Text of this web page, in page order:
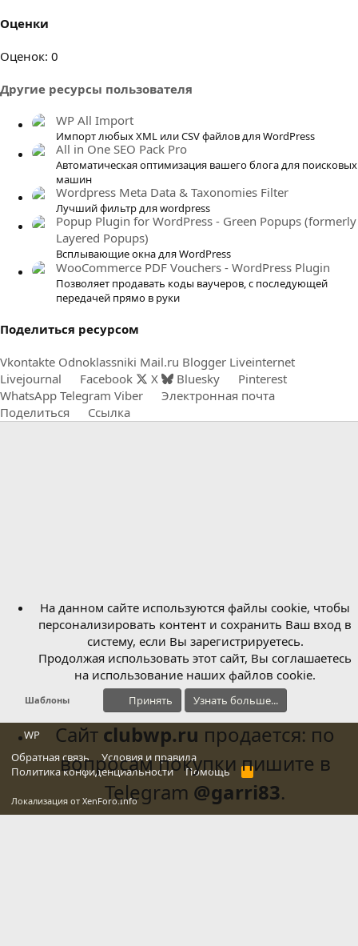
Оценки
0
0
Оценок: 0
Другие ресурсы пользователя
WP All Import
Импорт любых XML или CSV файлов для WordPress
All in One SEO Pack Pro
Автоматическая оптимизация вашего блога для поисковых
машин
Wordpress Meta Data & Taxonomies Filter
Лучший фильтр для wordpress
Popup Plugin for WordPress - Green Popups (formerly
Layered Popups)
Всплывающие окна для WordPress
WooCommerce PDF Vouchers - WordPress Plugin
Позволяет продавать коды ваучеров, с последующей
передачей прямо в руки
Поделиться ресурсом
Vkontakte Odnoklassniki Mail.ru Blogger Liveinternet
Livejournal
Facebook X Bluesky
Pinterest
WhatsApp Telegram Viber
Электронная почта
Поделиться
Ссылка
Шаблоны
WP
Обратная связь
Условия и правила
Политика конфиденциальности
Помощь
R
S
Локализация от XenForo.Info
На данном сайте используются файлы cookie, чтобы
персонализировать контент и сохранить Ваш вход в
систему, если Вы зарегистрируетесь.
Продолжая использовать этот сайт, Вы соглашаетесь
на использование наших файлов cookie.
Принять Узнать больше...
Сайт clubwp.ru продается: по
вопросам покупки пишите в
Telegram @garri83.